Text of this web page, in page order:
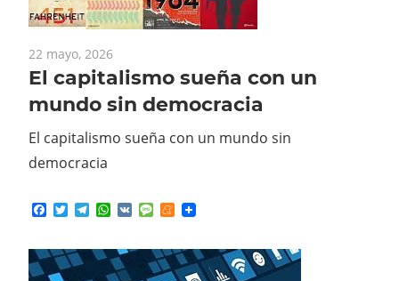
22 mayo, 2026
El capitalismo sueña con un
mundo sin democracia
El capitalismo sueña con un mundo sin
democracia
Facebook
TwitterTelegram
WhatsApp
VK MessageMeneame